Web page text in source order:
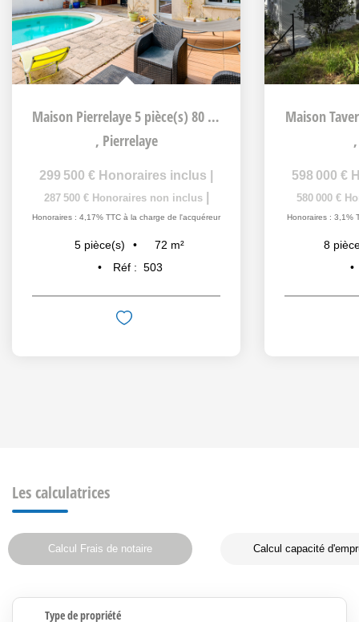
Maison Pierrelaye 5 pièce(s) 80 m2
, Pierrelaye
299 500 € Honoraires inclus
287 500 € Honoraires non inclus
Honoraires : 4,17% TTC à la charge de l'acquéreur
5 pièce(s) 72 m²
Réf : 503
Maison
598 000 €
580 000 €
Honoraires : 3,1%
8
Les calculatrices
Calcul Frais de notaire Calcul capacité